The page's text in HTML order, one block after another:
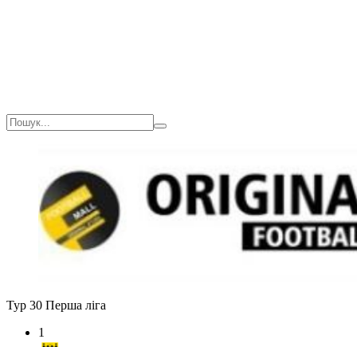
Тур 30 Перша ліга
1